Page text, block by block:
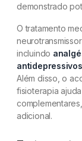
demonstrado
O tratamento
incluindo
Além disso, o
fisioterapia
adicional.